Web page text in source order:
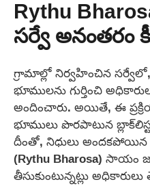
Rythu
సర్వే అనంతరం
గ్రామాల్లో నిర్వహించిన
భూములను గుర్తించి
అందించారు. అయితే, ఈ
భూములు పొరపాటున
దీంతో, నిధులు అందకపోయిన
(Rythu Bharosa) సాయం
తీసుకుంటున్నట్లు